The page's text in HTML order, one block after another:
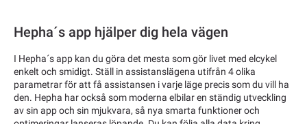
Hepha´s app hjälper dig hela vägen
I Hepha´s app kan du göra det mesta som gör livet med elcykel
enkelt och smidigt. Ställ in assistanslägena utifrån 4 olika
parametrar för att få assistansen i varje läge precis som du vill ha
den. Hepha har också som moderna elbilar en ständig utveckling
av sin app och sin mjukvara, så nya smarta funktioner och